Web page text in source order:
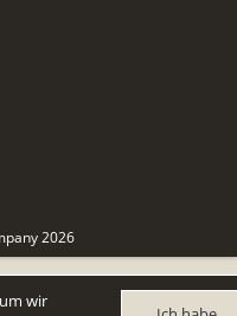
2026
wir